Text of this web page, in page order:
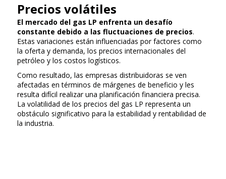
Precios volátiles
El mercado del gas LP enfrenta un desafío
constante debido a las fluctuaciones de precios.
Estas variaciones están influenciadas por factores como
la oferta y demanda, los precios internacionales del
petróleo y los costos logísticos.
Como resultado, las empresas distribuidoras se ven
afectadas en términos de márgenes de beneficio y les
resulta difícil realizar una planificación financiera precisa.
La volatilidad de los precios del gas LP representa un
obstáculo significativo para la estabilidad y rentabilidad de
la industria.